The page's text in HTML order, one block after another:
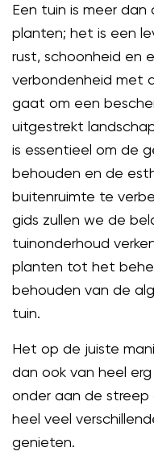
Een tuin is meer dan
planten; het is een
rust, schoonheid en
verbondenheid met
gaat om een
uitgestrekt
is essentieel om de
behouden en de
buitenruimte te
gids zullen we de
tuinonderhoud
planten tot het
behouden van de
tuin.
Het op de juiste
dan ook van heel
onder aan de streep
heel veel
genieten.